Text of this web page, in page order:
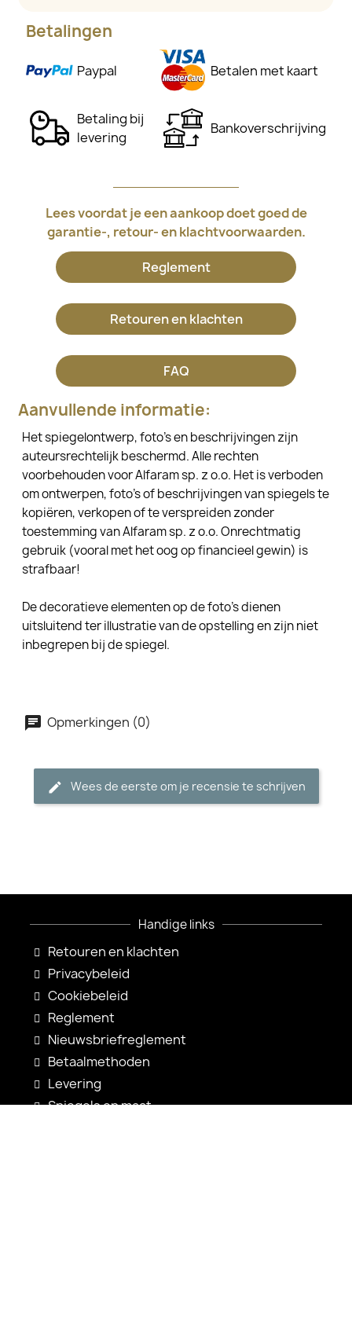
Betalingen
Paypal Betalen met kaart
Betaling bij
levering
Bankoverschrijving
Lees voordat je een aankoop doet goed de
garantie-, retour- en klachtvoorwaarden.
Reglement
Retouren en klachten
FAQ
Aanvullende informatie:
Het spiegelontwerp, foto's en beschrijvingen zijn
auteursrechtelijk beschermd. Alle rechten
voorbehouden voor Alfaram sp. z o.o. Het is verboden
om ontwerpen, foto's of beschrijvingen van spiegels te
kopiëren, verkopen of te verspreiden zonder
toestemming van Alfaram sp. z o.o. Onrechtmatig
gebruik (vooral met het oog op financieel gewin) is
strafbaar!
De decoratieve elementen op de foto's dienen
uitsluitend ter illustratie van de opstelling en zijn niet
inbegrepen bij de spiegel.
Opmerkingen (0)
Wees de eerste om je recensie te schrijven
Handige links
Retouren en klachten
Privacybeleid
Cookiebeleid
Reglement
Nieuwsbriefreglement
Betaalmethoden
Levering
Spiegels op maat